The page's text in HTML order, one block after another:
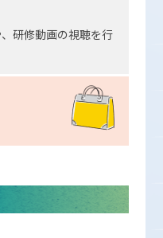
研修動画の視聴を行